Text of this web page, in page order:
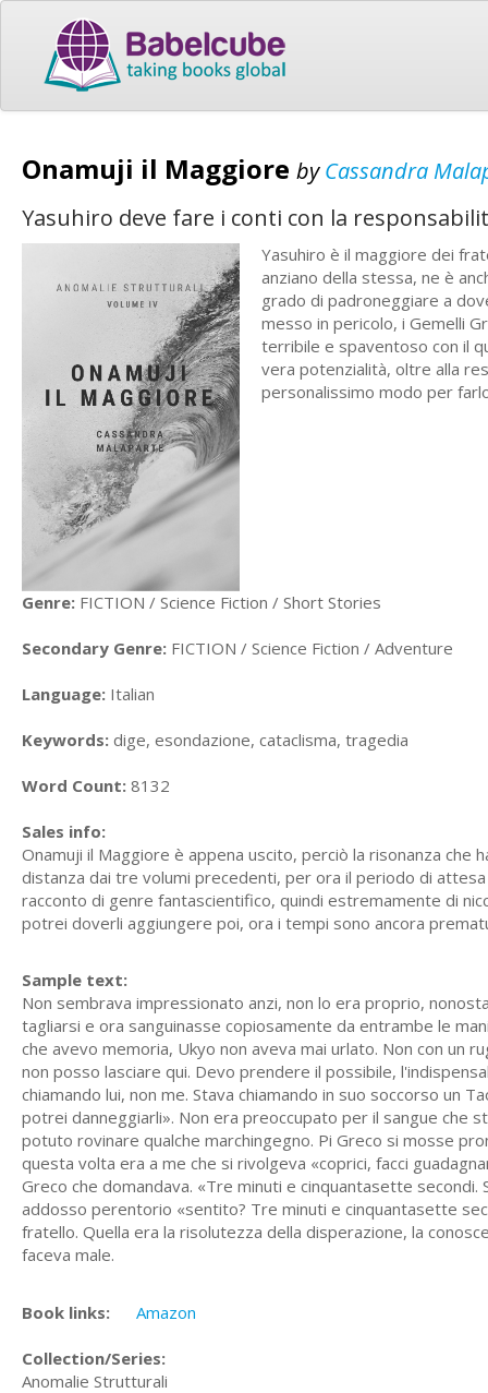
Onamuji il Maggiore byCassandra
Yasuhiro deve fare i conti con la
Yasuhiro è il maggiore dei
anziano della stessa, ne è
grado di padroneggiare a
messo in pericolo, i Gemelli
terribile e spaventoso con il
vera potenzialità, oltre alla
personalissimo modo per
Genre: FICTION / Science Fiction / Short Stories
Secondary Genre: FICTION / Science Fiction / Adventure
Language: Italian
Keywords: dige, esondazione, cataclisma, tragedia
Word Count: 8132
Sales info:
Onamuji il Maggiore è appena uscito, perciò la risonanza che
distanza dai tre volumi precedenti, per ora il periodo di
racconto di genre fantascientifico, quindi estremamente di
potrei doverli aggiungere poi, ora i tempi sono ancora
Sample text:
Non sembrava impressionato anzi, non lo era proprio,
tagliarsi e ora sanguinasse copiosamente da entrambe le
che avevo memoria, Ukyo non aveva mai urlato. Non con un
non posso lasciare qui. Devo prendere il possibile,
chiamando lui, non me. Stava chiamando in suo soccorso un
potrei danneggiarli». Non era preoccupato per il sangue
potuto rovinare qualche marchingegno. Pi Greco si mosse
questa volta era a me che si rivolgeva «coprici, facci
Greco che domandava. «Tre minuti e cinquantasette
addosso perentorio «sentito? Tre minuti e cinquantasette
fratello. Quella era la risolutezza della disperazione, la
faceva male.
Book links: Amazon
Collection/Series:
Anomalie Strutturali